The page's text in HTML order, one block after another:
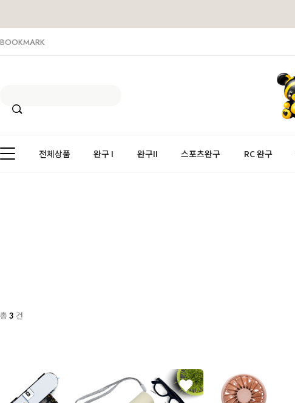
BOOKMARK
전체상품 완구 I 완구II 스포츠완구 RC 완구
총 3 건